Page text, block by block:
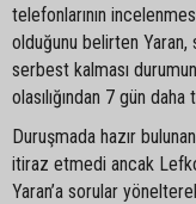
telefonlarının
olduğunu belirten Yaran,
serbest kalması
olasılığından 7 gün
Duruşmada hazır
itiraz etmedi ancak
Yaran’a sorular